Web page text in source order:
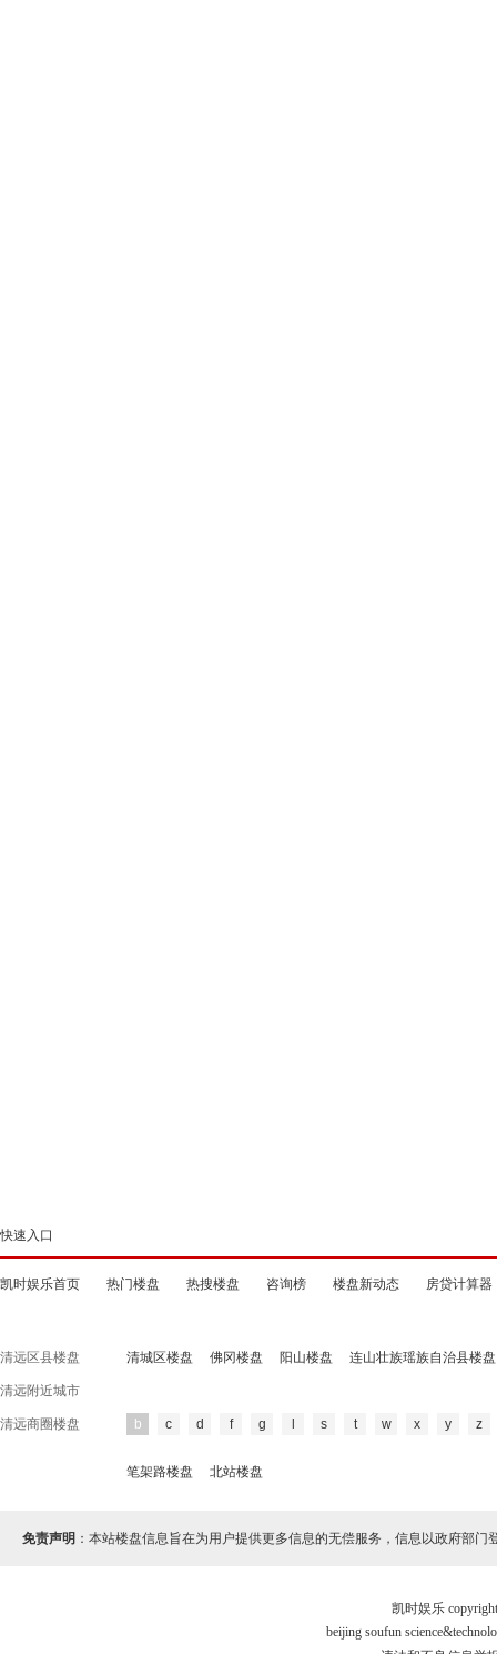
快速入口
凯时娱乐首页 热门楼盘 热搜楼盘 咨询榜 楼盘新动态 房贷计算器
清远区县楼盘 清城区楼盘 佛冈楼盘 阳山楼盘 连山壮族瑶族自治县楼盘
清远附近城市
清远商圈楼盘 b c d f g s t w x y z
笔架路楼盘 北站楼盘
免责声明 ：本站楼盘信息旨在为用户提供更多信息的无偿服务，信息以政府部门
凯时娱乐
beijing soufun